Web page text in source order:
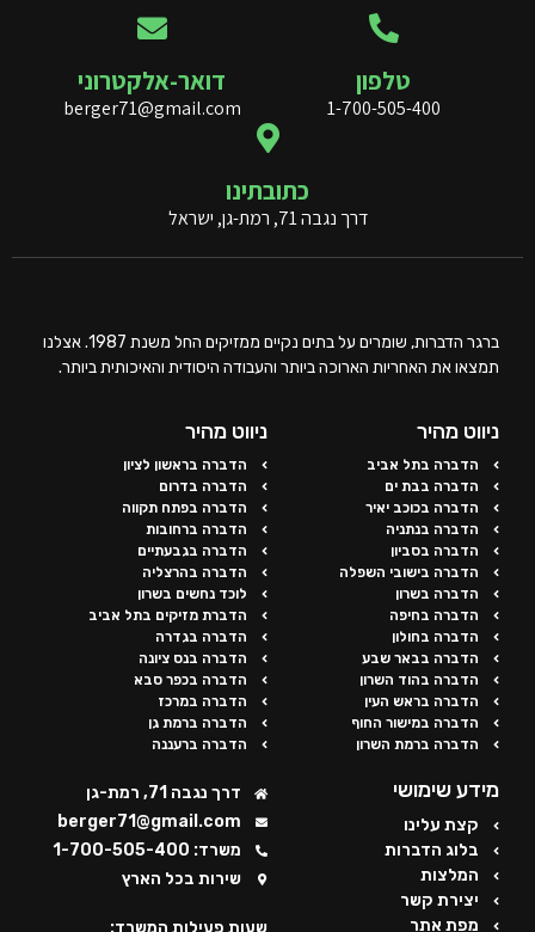
טלפון
1-700-505-400
דואר-אלקטרוני
berger71@gmail.com
כתובתינו
דרך נגבה 71, רמת-גן, ישראל
ברגר הדברות, שומרים על בתים נקיים ממזיקים החל משנת 1987. אצלנו
תמצאו את האחריות הארוכה ביותר והעבודה היסודית והאיכותית ביותר.
ניווט מהיר
הדברה בתל אביב
הדברה בבת ים
הדברה בכוכב יאיר
הדברה בנתניה
הדברה בסביון
הדברה בישובי השפלה
הדברה בשרון
הדברה בחיפה
הדברה בחולון
הדברה בבאר שבע
הדברה בהוד השרון
הדברה בראש העין
הדברה במישור החוף
הדברה ברמת השרון
ניווט מהיר
הדברה בראשון לציון
הדברה בדרום
הדברה בפתח תקווה
הדברה ברחובות
הדברה בגבעתיים
הדברה בהרצליה
לוכד נחשים בשרון
הדברת מזיקים בתל אביב
הדברה בגדרה
הדברה בנס ציונה
הדברה בכפר סבא
הדברה במרכז
הדברה ברמת גן
הדברה ברעננה
מידע שימושי
קצת עלינו
בלוג הדברות
המלצות
יצירת קשר
מפת אתר
דרך נגבה 71, רמת-גן
berger71@gmail.com
משרד: 1-700-505-400
שירות בכל הארץ
שעות פעילות המשרד: